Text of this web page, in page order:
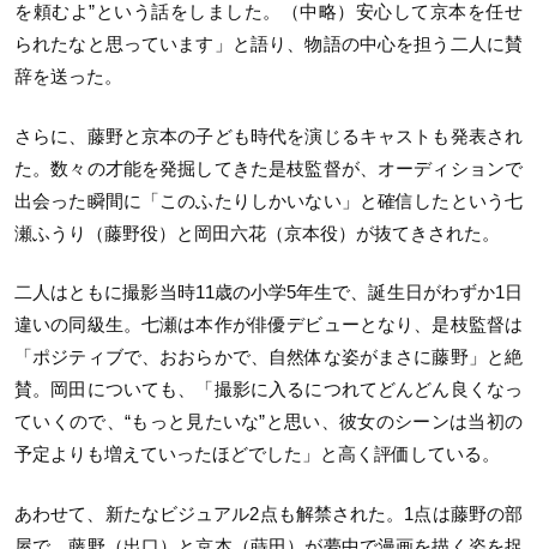
を頼むよ”という話をしました。（中略）安心して京本を任せ
られたなと思っています」と語り、物語の中心を担う二人に賛
辞を送った。
さらに、藤野と京本の子ども時代を演じるキャストも発表され
た。数々の才能を発掘してきた是枝監督が、オーディションで
出会った瞬間に「このふたりしかいない」と確信したという七
瀬ふうり（藤野役）と岡田六花（京本役）が抜てきされた。
二人はともに撮影当時11歳の小学5年生で、誕生日がわずか1日
違いの同級生。七瀬は本作が俳優デビューとなり、是枝監督は
「ポジティブで、おおらかで、自然体な姿がまさに藤野」と絶
賛。岡田についても、「撮影に入るにつれてどんどん良くなっ
ていくので、“もっと見たいな”と思い、彼女のシーンは当初の
予定よりも増えていったほどでした」と高く評価している。
あわせて、新たなビジュアル2点も解禁された。1点は藤野の部